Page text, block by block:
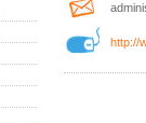
http://